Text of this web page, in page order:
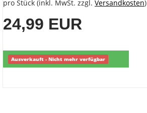
pro Stück (inkl. MwSt. zzgl. Versandkosten)
24,99 EUR
Ausverkauft - Nicht mehr verfügbar